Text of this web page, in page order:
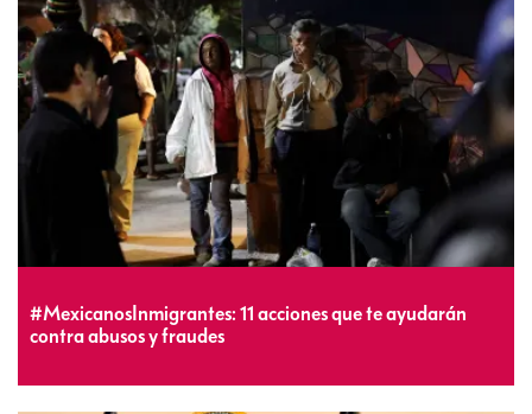
#MexicanosInmigrantes: 11 acciones que te ayudarán
contra abusos y fraudes